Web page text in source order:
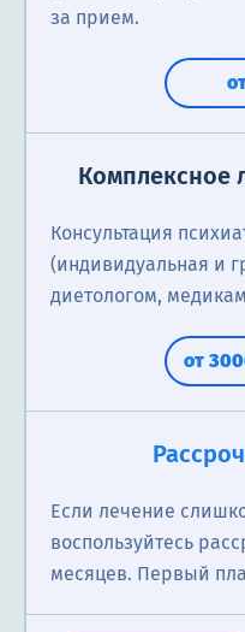
за прием.
Комплексное
Консультация
(индивидуальная и
диетологом,
от
Если лечение
воспользуйтесь
месяцев. Первый